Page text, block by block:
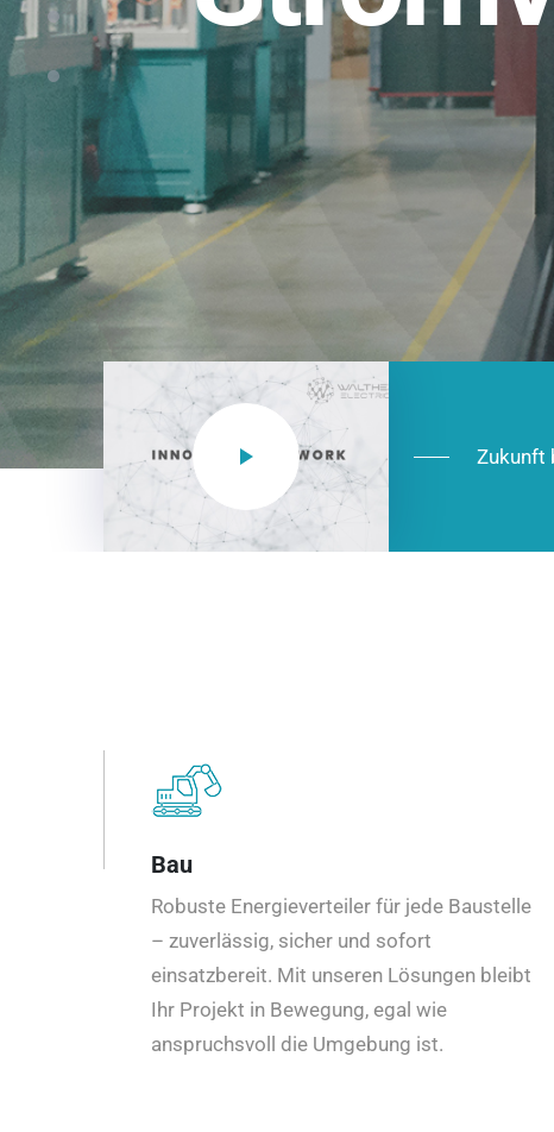
NEO CEE: Energieverteilung mit System.
effizient in der Installation, zukunftsfähig
Zukunft
Bau
Robuste Energieverteiler für jede Baustelle
– zuverlässig, sicher und sofort
einsatzbereit. Mit unseren Lösungen bleibt
Ihr Projekt in Bewegung, egal wie
anspruchsvoll die Umgebung ist.